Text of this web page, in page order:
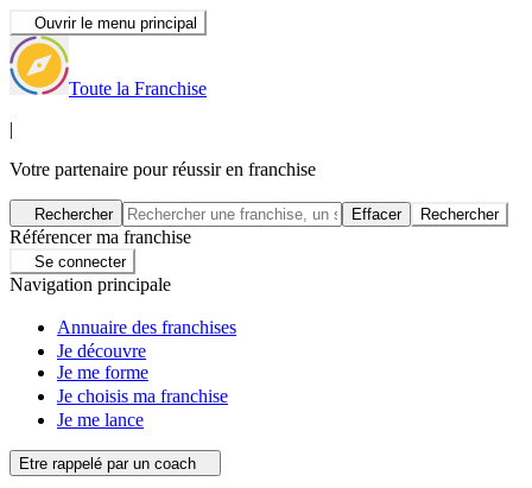
Ouvrir le menu principal
Toute la Franchise
|
Votre partenaire pour réussir en franchise
Rechercher Effacer Rechercher
Référencer ma franchise
Se connecter
Navigation principale
Annuaire des franchises
Je découvre
Je me forme
Je choisis ma franchise
Je me lance
Etre rappelé par un coach